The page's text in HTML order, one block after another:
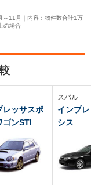
～11月｜内容：物件数合計1万
の場合
レッサスポ
ゴンSTI
スバル
インプ
シス